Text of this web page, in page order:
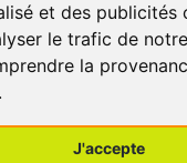
et des publicités
le trafic de
la
J'accepte